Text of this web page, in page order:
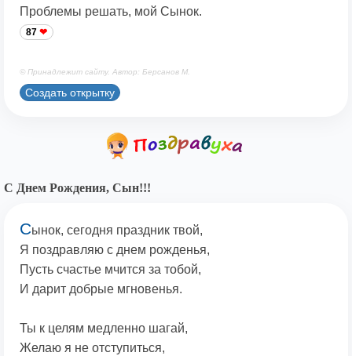
Проблемы решать, мой Сынок.
87
© Принадлежит сайту. Автор: Берсанов М.
Создать открытку
С Днем Рождения, Сын!!!
Сынок, сегодня праздник твой,
Я поздравляю с днем рожденья,
Пусть счастье мчится за тобой,
И дарит добрые мгновенья.
Ты к целям медленно шагай,
Желаю я не отступиться,